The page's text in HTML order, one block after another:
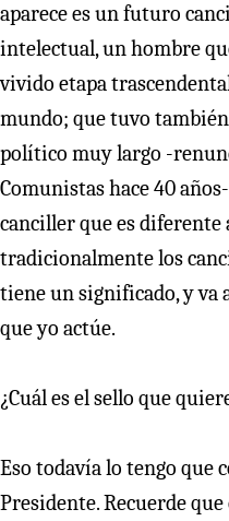
aparece es un futuro
intelectual, un hombre
vivido etapa
mundo; que tuvo
político muy largo -
Comunistas hace 40
canciller que es diferente
tradicionalmente los
tiene un significado, y va
que yo actúe.
¿Cuál es el sello que
Eso todavía lo tengo que
Presidente. Recuerde